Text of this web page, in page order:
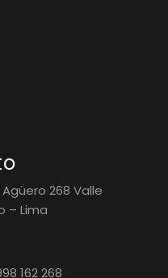
268 Valle
– Lima
162 268